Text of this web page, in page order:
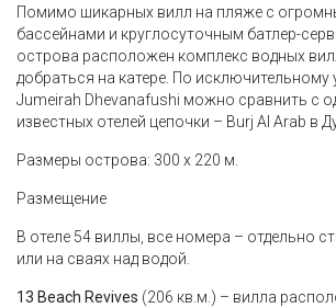
Помимо шикарных вилл на пляже с
бассейнами и круглосуточным батлер-
острова расположен комплекс водных
добраться на катере. По
Jumeirah Dhevanafushi можно сравнить с
известных отелей цепочки – Burj Al Arab в
Размеры острова: 300 х 220 м.
Размещение
В отеле 54 виллы, все номера – отдельно
или на сваях над водой.
13 Beach Revives (206 кв.м.) – вилла